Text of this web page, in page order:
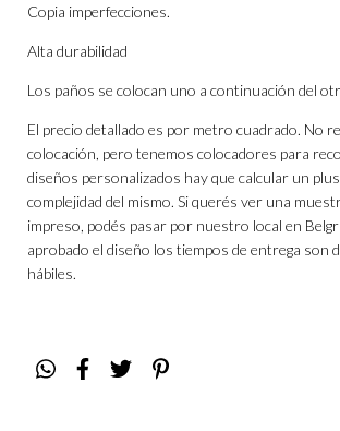
Copia imperfecciones.
Alta durabilidad
Los paños se colocan uno a continuación del
El precio detallado es por metro cuadrado. No
colocación, pero tenemos colocadores para
diseños personalizados hay que calcular un
complejidad del mismo. Si querés ver una
impreso, podés pasar por nuestro local en
aprobado el diseño los tiempos de entrega son
hábiles.